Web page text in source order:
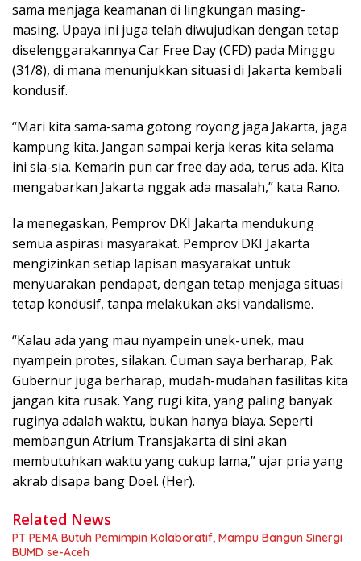
sama menjaga keamanan di lingkungan masing-
masing. Upaya ini juga telah diwujudkan dengan tetap
diselenggarakannya Car Free Day (CFD) pada Minggu
(31/8), di mana menunjukkan situasi di Jakarta kembali
kondusif.
“Mari kita sama-sama gotong royong jaga Jakarta, jaga
kampung kita. Jangan sampai kerja keras kita selama
ini sia-sia. Kemarin pun car free day ada, terus ada. Kita
mengabarkan Jakarta nggak ada masalah,” kata Rano.
Ia menegaskan, Pemprov DKI Jakarta mendukung
semua aspirasi masyarakat. Pemprov DKI Jakarta
mengizinkan setiap lapisan masyarakat untuk
menyuarakan pendapat, dengan tetap menjaga situasi
tetap kondusif, tanpa melakukan aksi vandalisme.
“Kalau ada yang mau nyampein unek-unek, mau
nyampein protes, silakan. Cuman saya berharap, Pak
Gubernur juga berharap, mudah-mudahan fasilitas kita
jangan kita rusak. Yang rugi kita, yang paling banyak
ruginya adalah waktu, bukan hanya biaya. Seperti
membangun Atrium Transjakarta di sini akan
membutuhkan waktu yang cukup lama,” ujar pria yang
akrab disapa bang Doel. (Her).
Related News
PT PEMA Butuh Pemimpin Kolaboratif, Mampu Bangun Sinergi
BUMD se-Aceh